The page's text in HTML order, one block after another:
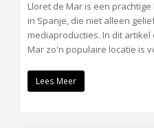
Lloret de Mar is een
in Spanje, die niet alleen
mediaproducties. In dit
Mar zo'n populaire locatie is
Lees Meer